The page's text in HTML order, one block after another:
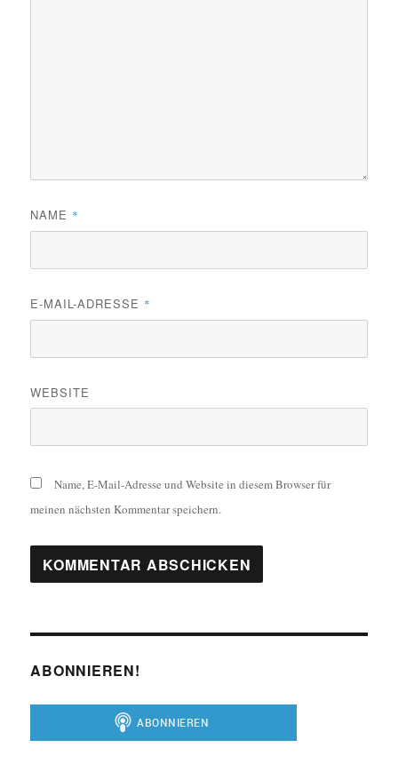
NAME *
E-MAIL-ADRESSE *
WEBSITE
Name, E-Mail-Adresse und Website in diesem Browser für
meinen nächsten Kommentar speichern.
ABONNIEREN!